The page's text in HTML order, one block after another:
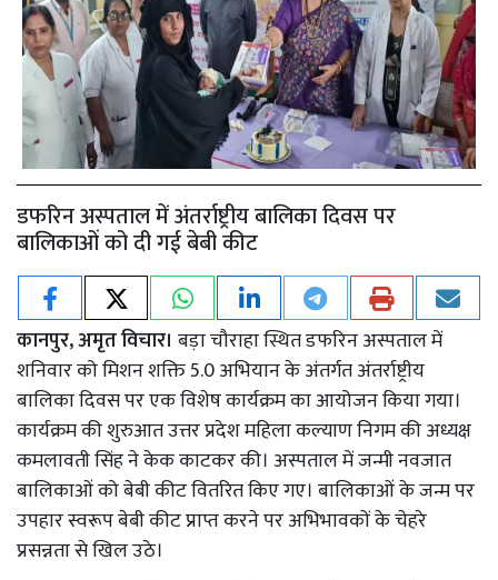
डफरिन अस्पताल में अंतर्राष्ट्रीय बालिका दिवस पर
बालिकाओं को दी गई बेबी कीट
कानपुर, अमृत विचार। बड़ा चौराहा स्थित डफरिन अस्पताल में
शनिवार को मिशन शक्ति 5.0 अभियान के अंतर्गत अंतर्राष्ट्रीय
बालिका दिवस पर एक विशेष कार्यक्रम का आयोजन किया गया।
कार्यक्रम की शुरुआत उत्तर प्रदेश महिला कल्याण निगम की अध्यक्ष
कमलावती सिंह ने केक काटकर की। अस्पताल में जन्मी नवजात
बालिकाओं को बेबी कीट वितरित किए गए। बालिकाओं के जन्म पर
उपहार स्वरूप बेबी कीट प्राप्त करने पर अभिभावकों के चेहरे
प्रसन्नता से खिल उठे।